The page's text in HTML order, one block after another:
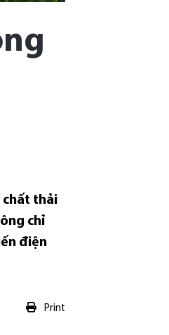
chất thải
chỉ
điện
Print